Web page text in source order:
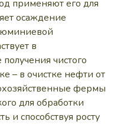
применяют его для
осаждение
в
чистого
– в очистке нефти от
фермы
для обработки
и способствуя росту